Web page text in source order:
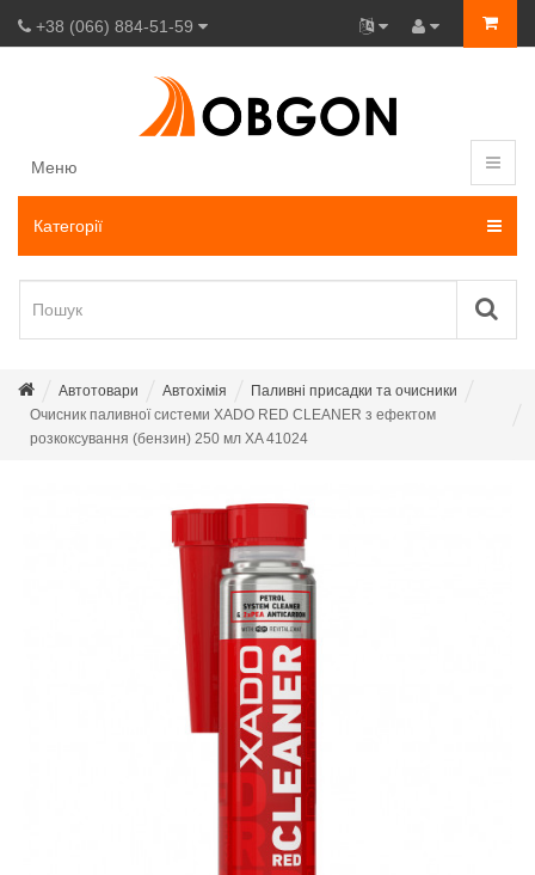
+38 (066) 884-51-59
Меню
Категорії
Автотовари Автохімія
Паливні присадки та очисники
Очисник паливної системи XADO RED CLEANER з ефектом
розкоксування (бензин) 250 мл XA 41024